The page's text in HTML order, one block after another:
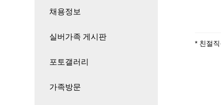
채용정보
실버가족 게시판
포토갤러리
가족방문
* 친절